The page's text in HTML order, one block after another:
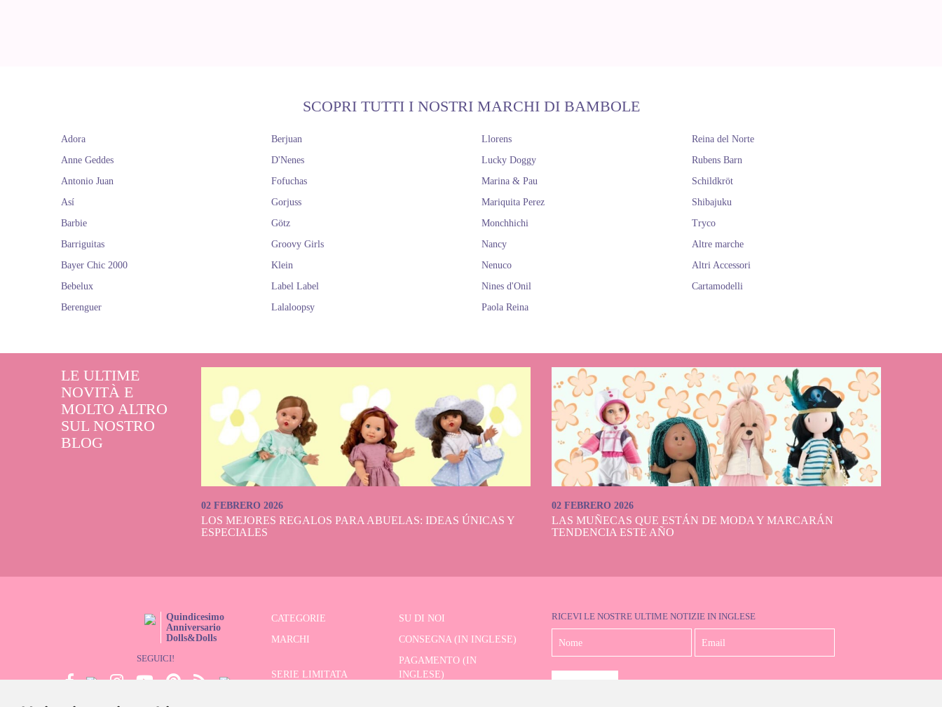
SCOPRI TUTTI I NOSTRI MARCHI DI BAMBOLE
Adora
Anne Geddes
Antonio Juan
Así
Barbie
Barriguitas
Bayer Chic 2000
Bebelux
Berenguer
Berjuan
D'Nenes
Fofuchas
Gorjuss
Götz
Groovy Girls
Klein
Label Label
Lalaloopsy
Llorens
Lucky Doggy
Marina & Pau
Mariquita Perez
Monchhichi
Nancy
Nenuco
Nines d'Onil
Paola Reina
Reina del Norte
Rubens Barn
Schildkröt
Shibajuku
Tryco
Altre marche
Altri Accessori
Cartamodelli
LE ULTIME
NOVITÀ E
MOLTO ALTRO
SUL NOSTRO
BLOG
02 FEBRERO 2026
LOS MEJORES REGALOS PARA ABUELAS: IDEAS ÚNICAS Y
ESPECIALES
02 FEBRERO 2026
LAS MUÑECAS QUE ESTÁN DE MODA Y MARCARÁN
TENDENCIA ESTE AÑO
Quindicesimo
Anniversario
Dolls&Dolls
SEGUICI!
CATEGORIE
SU DI NOI
MARCHI
CONSEGNA (IN INGLESE)
SERIE LIMITATA
PAGAMENTO (IN
INGLESE)
RICEVI LE NOSTRE ULTIME NOTIZIE IN INGLESE